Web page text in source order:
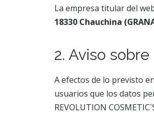
La empresa titular del
18330 Chauchina
2. Aviso
A efectos de lo previsto
usuarios que los datos
REVOLUTION